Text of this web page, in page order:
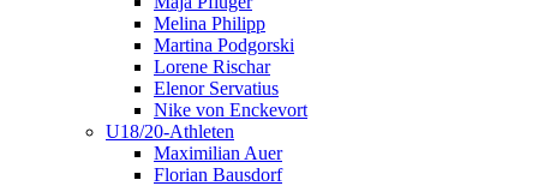
Melina Philipp
Martina Podgorski
Lorene Rischar
Elenor Servatius
Nike von Enckevort
U18/20-Athleten
Maximilian Auer
Florian Bausdorf